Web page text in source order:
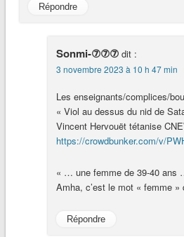
Répondre
Sonmi-⑦⑦⑦ dit :
3 novembre 2023 à 10 h 47 min
Les enseignants/complices/
« Viol au dessus du nid de
Vincent Hervouët tétanise
https://crowdbunker.com/v/
« … une femme de 39-40 ans
Amha, c’est le mot « femme »
Répondre